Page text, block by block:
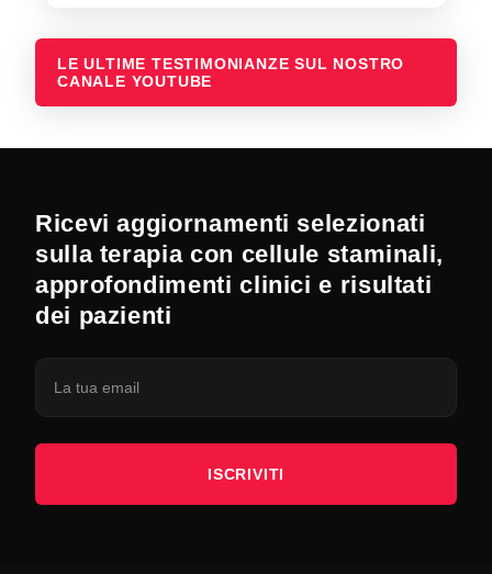
LE ULTIME TESTIMONIANZE SUL NOSTRO
CANALE YOUTUBE
Ricevi aggiornamenti selezionati
sulla terapia con cellule staminali,
approfondimenti clinici e risultati
dei pazienti
ISCRIVITI